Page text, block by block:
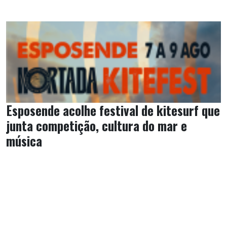
Esposende acolhe festival de kitesurf que
junta competição, cultura do mar e
música